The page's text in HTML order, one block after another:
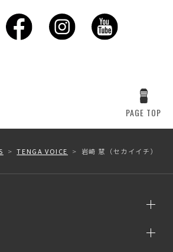
PAGE TOP
TENGA VOICE 岩崎 慧（セカイイチ）